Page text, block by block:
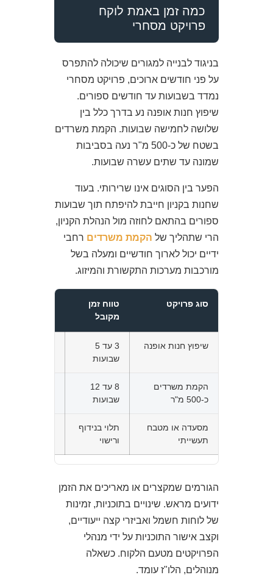
כמה זמן באמת לוקח
פרויקט מסחרי
בניגוד לבנייה למגורים שיכולה להתפרס
על פני חודשים ארוכים, פרויקט מסחרי
נמדד בשבועות עד חודשים ספורים.
שיפוץ חנות אופנה נע בדרך כלל בין
שלושה לחמישה שבועות. הקמת משרדים
בשטח של כ-500 מ"ר נעה בסביבות
שמונה עד שתים עשרה שבועות.
הפער בין הסוגים אינו שרירותי. בעוד
שחנות בקניון חייבת להיפתח תוך שבועות
ספורים בהתאם לחוזה מול הנהלת הקניון,
הרי שתהליך של הקמת משרדים רחבי
ידיים יכול לארוך חודשיים ומעלה בשל
מורכבות מערכות התקשורת והמיזוג.
סוג פרויקט
טווח זמן
מקובל
שיפוץ חנות אופנה
3 עד 5
שבועות
הקמת משרדים
כ-500 מ"ר
8 עד 12
שבועות
מסעדה או מטבח
תעשייתי
תלוי בנידוף
ורישוי
הגורמים שמקצרים או מאריכים את הזמן
ידועים מראש. שינויים בתוכניות, זמינות
של לוחות חשמל ואביזרי קצה ייעודיים,
וקצב אישור התוכניות על ידי מנהלי
הפרויקטים מטעם הלקוח. כשאלה
מנוהלים, הלו"ז עומד.